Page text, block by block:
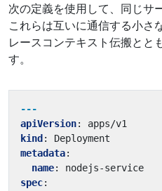
次の定義を使用して、同じサ
これらは互いに通信する小さ
レースコンテキスト伝搬とと
す。
---
apiVersion:
apps/v1
kind :
Deployment
metadata:
name:
nodejs-service
spec: